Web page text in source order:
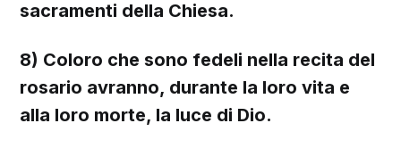
sacramenti della Chiesa.
8) Coloro che sono fedeli nella recita del
rosario avranno, durante la loro vita e
alla loro morte, la luce di Dio.